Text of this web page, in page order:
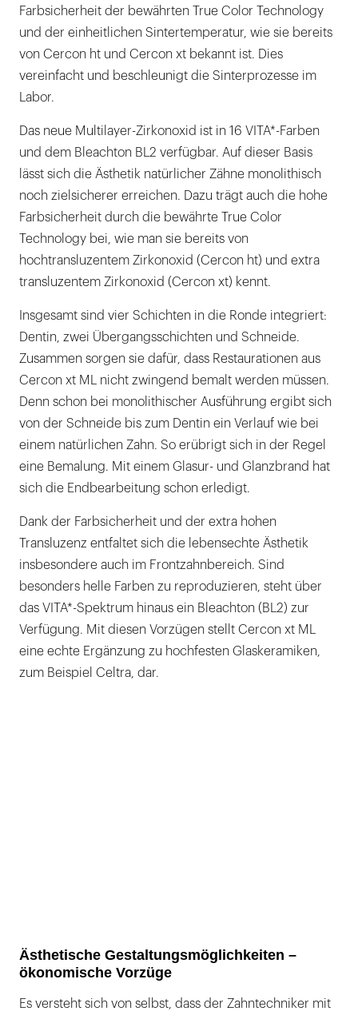
Farbsicherheit der bewährten True Color Technology
und der einheitlichen Sintertemperatur, wie sie bereits
von Cercon ht und Cercon xt bekannt ist. Dies
vereinfacht und beschleunigt die Sinterprozesse im
Labor.
Das neue Multilayer-Zirkonoxid ist in 16 VITA*-Farben
und dem Bleachton BL2 verfügbar. Auf dieser Basis
lässt sich die Ästhetik natürlicher Zähne monolithisch
noch zielsicherer erreichen. Dazu trägt auch die hohe
Farbsicherheit durch die bewährte True Color
Technology bei, wie man sie bereits von
hochtransluzentem Zirkonoxid (Cercon ht) und extra
transluzentem Zirkonoxid (Cercon xt) kennt.
Insgesamt sind vier Schichten in die Ronde integriert:
Dentin, zwei Übergangsschichten und Schneide.
Zusammen sorgen sie dafür, dass Restaurationen aus
Cercon xt ML nicht zwingend bemalt werden müssen.
Denn schon bei monolithischer Ausführung ergibt sich
von der Schneide bis zum Dentin ein Verlauf wie bei
einem natürlichen Zahn. So erübrigt sich in der Regel
eine Bemalung. Mit einem Glasur- und Glanzbrand hat
sich die Endbearbeitung schon erledigt.
Dank der Farbsicherheit und der extra hohen
Transluzenz entfaltet sich die lebensechte Ästhetik
insbesondere auch im Frontzahnbereich. Sind
besonders helle Farben zu reproduzieren, steht über
das VITA*-Spektrum hinaus ein Bleachton (BL2) zur
Verfügung. Mit diesen Vorzügen stellt Cercon xt ML
eine echte Ergänzung zu hochfesten Glaskeramiken,
zum Beispiel Celtra, dar.
Ästhetische Gestaltungsmöglichkeiten –
ökonomische Vorzüge
Es versteht sich von selbst, dass der Zahntechniker mit